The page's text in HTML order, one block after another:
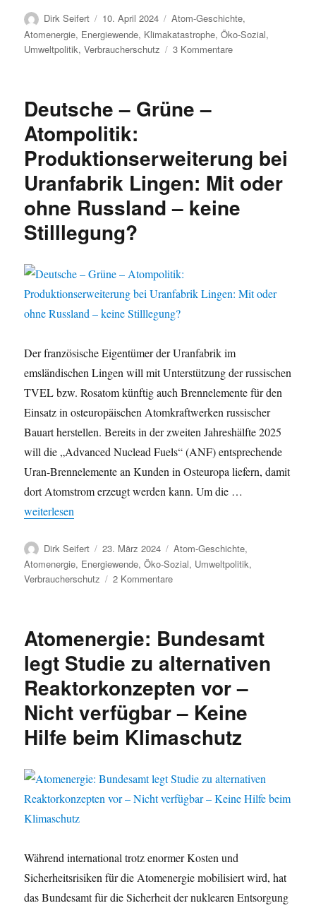
Autor
Dirk Seifert
Veröffentlicht
am
10. April 2024 Kategorien
Atom-Geschichte,
Atomenergie, Energiewende, Klimakatastrophe,Öko-Sozial,
Umweltpolitik,Verbraucherschutz 3 Kommentarezu
Stilllegung
der
Lingen?
Deutsche – Grüne –
Atompolitik:
Produktionserweiterung bei
Uranfabrik Lingen: Mit oder
ohne Russland – keine
Stilllegung?
Der französische Eigentümer der Uranfabrik im
emsländischen Lingen will mit Unterstützung der russischen
TVEL bzw. Rosatom künftig auch Brennelemente für den
Einsatz in osteuropäischen Atomkraftwerken russischer
Bauart herstellen. Bereits in der zweiten Jahreshälfte 2025
will die „Advanced Nuclead Fuels“ (ANF) entsprechende
Uran-Brennelemente an Kunden in Osteuropa liefern, damit
dort Atomstrom erzeugt werden kann. Um die …
„Deutsche – Grüne – Atompolitik: Produktionserweiterung bei
weiterlesen
Autor
Dirk Seifert
Veröffentlicht
am
23. März 2024 Kategorien
Atom-Geschichte,
Atomenergie, Energiewende,Öko-Sozial, Umweltpolitik,
Verbraucherschutz
2 Kommentarezu
–
Produktionserweiterung
Uranfabrik
Lingen:
oder
–
keine
Atomenergie: Bundesamt
legt Studie zu alternativen
Reaktorkonzepten vor –
Nicht verfügbar – Keine
Hilfe beim Klimaschutz
Während international trotz enormer Kosten und
Sicherheitsrisiken für die Atomenergie mobilisiert wird, hat
das Bundesamt für die Sicherheit der nuklearen Entsorgung